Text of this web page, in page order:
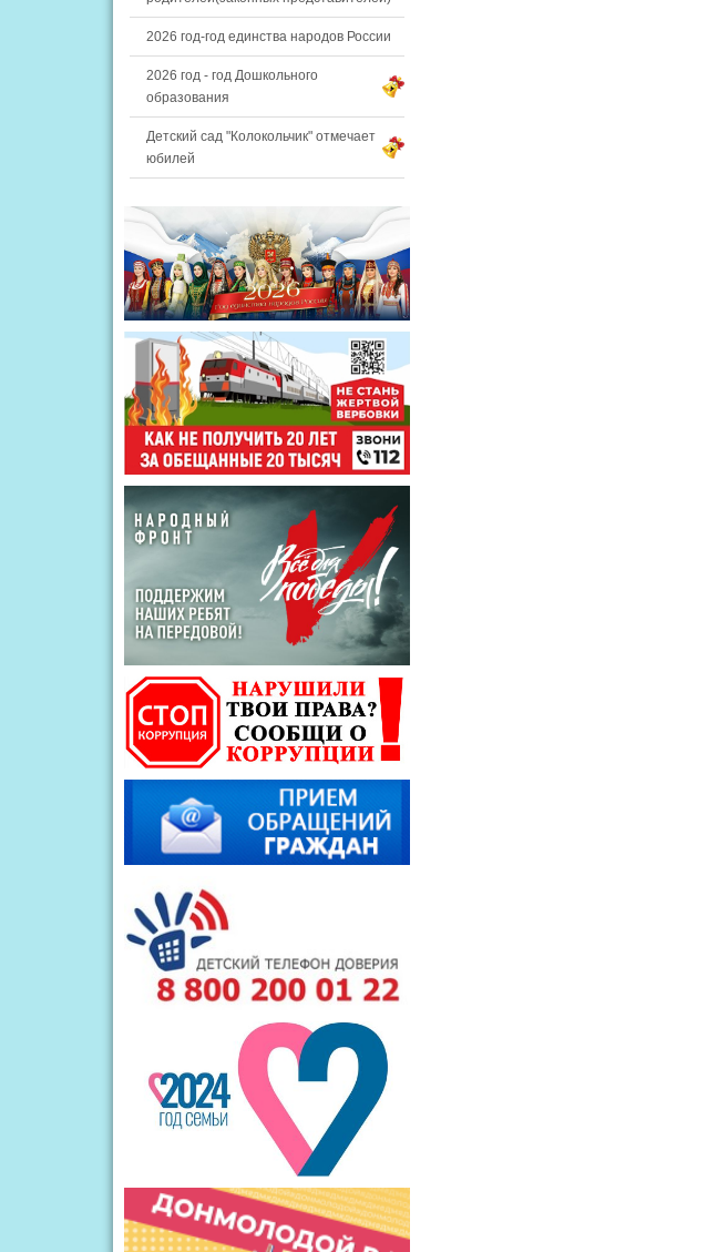
2026 год-год единства народов России
2026 год - год Дошкольного
образования
Детский сад "Колокольчик" отмечает
юбилей